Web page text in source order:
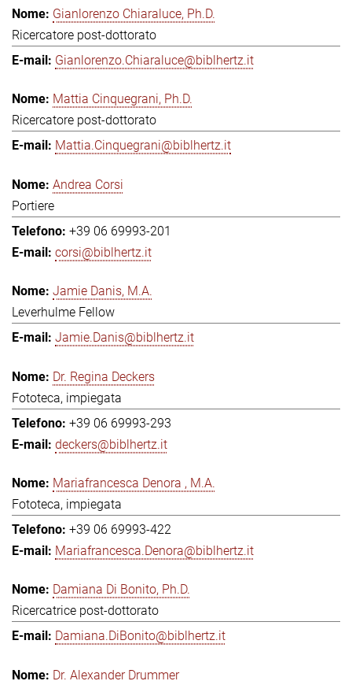
Gianlorenzo Chiaraluce, Ph.D.
Ricercatore post-dottorato
Gianlorenzo.Chiaraluce@biblhertz.it
Mattia Cinquegrani, Ph.D.
Ricercatore post-dottorato
Mattia.Cinquegrani@biblhertz.it
Andrea Corsi
Portiere
+39 06 69993-201
corsi@biblhertz.it
Jamie Danis, M.A.
Leverhulme Fellow
Jamie.Danis@biblhertz.it
Dr. Regina Deckers
Fototeca, impiegata
+39 06 69993-293
deckers@biblhertz.it
Mariafrancesca Denora , M.A.
Fototeca, impiegata
+39 06 69993-422
Mariafrancesca.Denora@biblhertz.it
Damiana Di Bonito, Ph.D.
Ricercatrice post-dottorato
Damiana.DiBonito@biblhertz.it
Dr. Alexander Drummer